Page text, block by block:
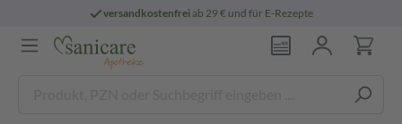
versandkostenfreiab 29 € und für E-Rezepte